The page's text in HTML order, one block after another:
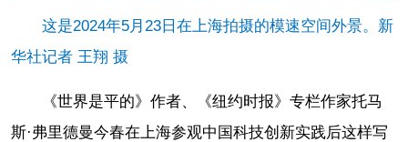
这是2024年5月23日在上海拍摄的模速空间外景。新
华社记者 王翔 摄
《世界是平的》作者、《纽约时报》专栏作家托马
斯·弗里德曼今春在上海参观中国科技创新实践后这样写